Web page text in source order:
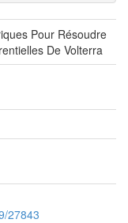
Pour Résoudre
De Volterra
27843